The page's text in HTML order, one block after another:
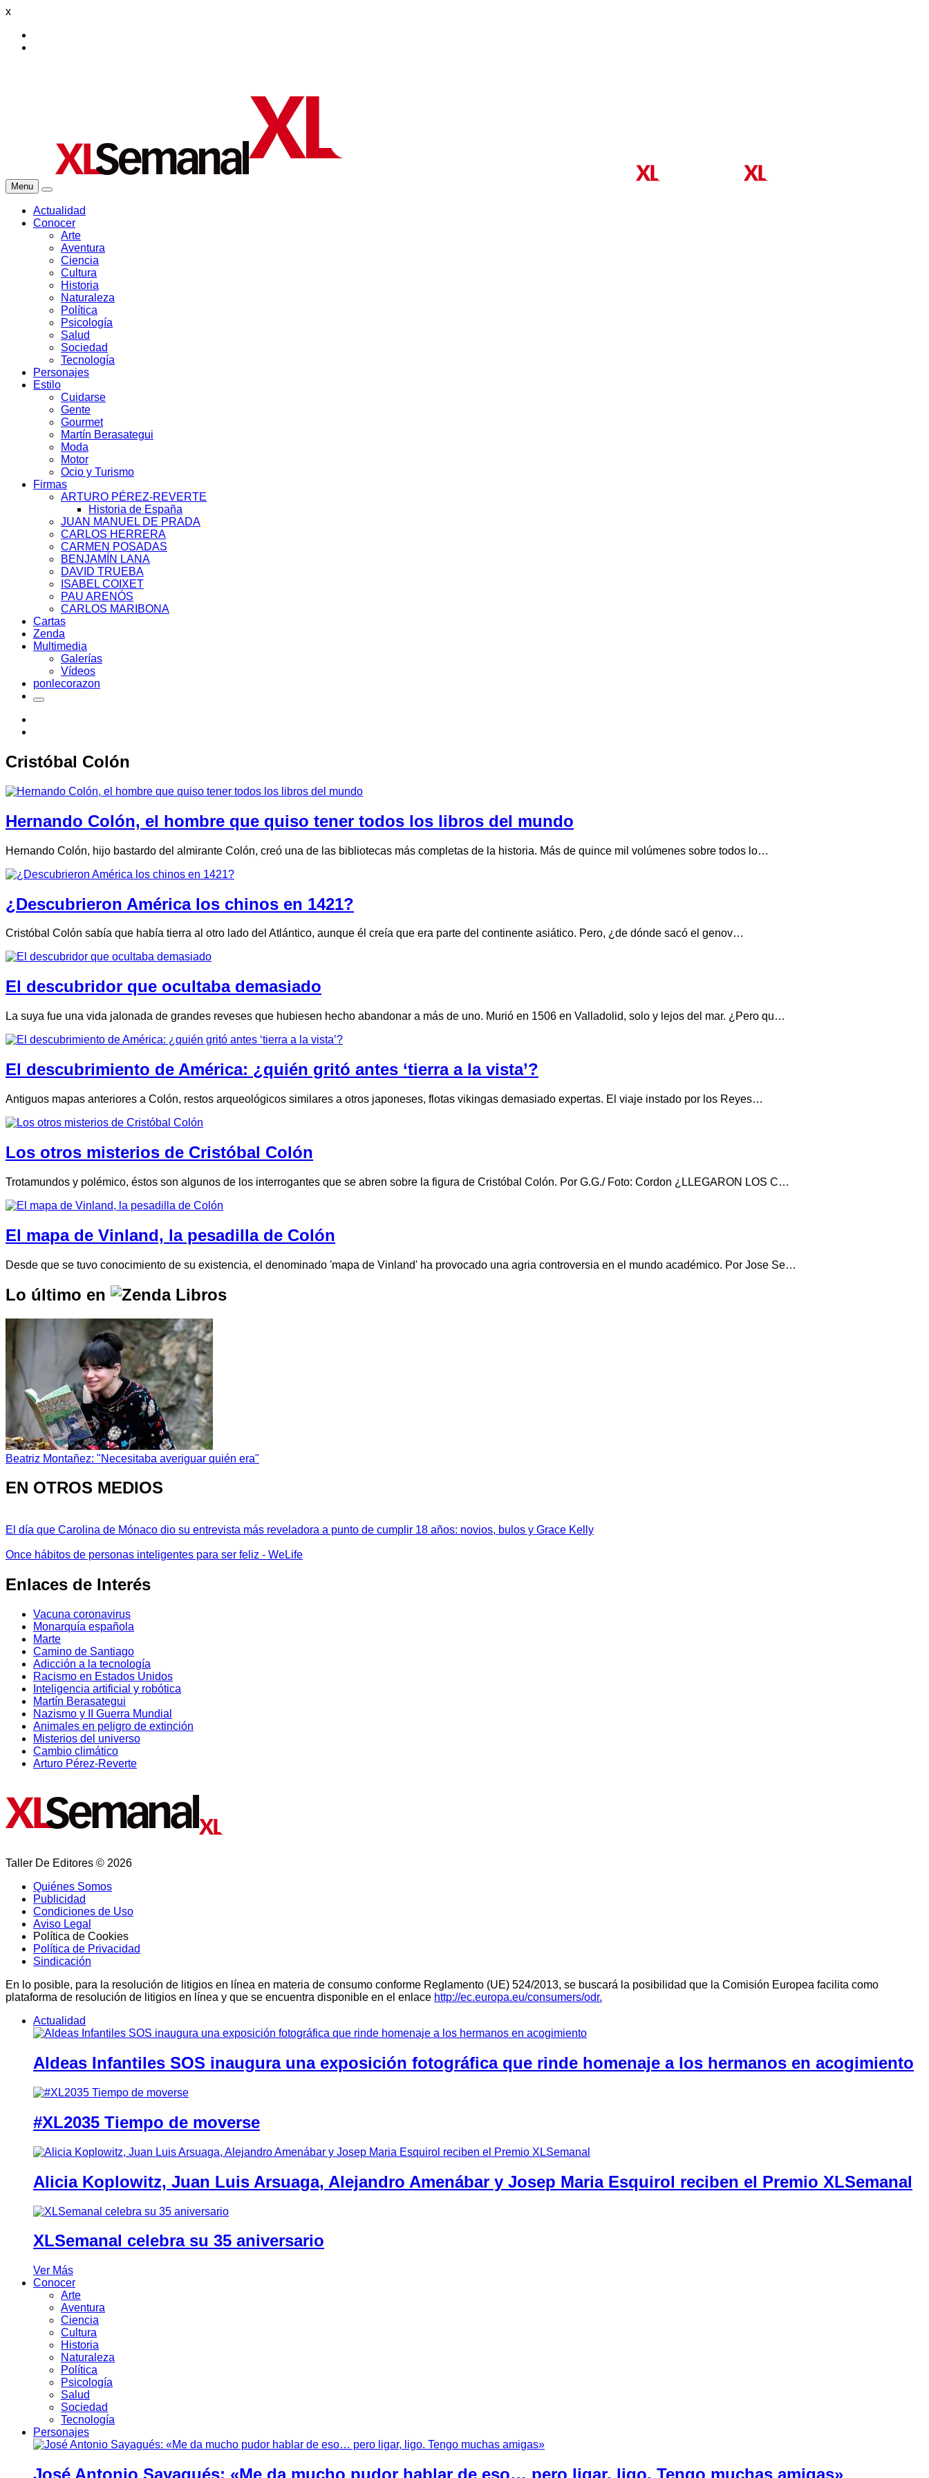
x
Menu
Actualidad
Conocer
Arte
Aventura
Ciencia
Cultura
Historia
Naturaleza
Política
Psicología
Salud
Sociedad
Tecnología
Personajes
Estilo
Cuidarse
Gente
Gourmet
Martín Berasategui
Moda
Motor
Ocio y Turismo
Firmas
ARTURO PÉREZ-REVERTE
Historia de España
JUAN MANUEL DE PRADA
CARLOS HERRERA
CARMEN POSADAS
BENJAMÍN LANA
DAVID TRUEBA
ISABEL COIXET
PAU ARENÓS
CARLOS MARIBONA
Cartas
Zenda
Multimedia
Galerías
Vídeos
ponlecorazon
Cristóbal Colón
Hernando Colón, el hombre que quiso tener todos los libros del mundo
Hernando Colón, hijo bastardo del almirante Colón, creó una de las bibliotecas más completas de la historia. Más de quince mil volúmenes sobre todos lo…
¿Descubrieron América los chinos en 1421?
Cristóbal Colón sabía que había tierra al otro lado del Atlántico, aunque él creía que era parte del continente asiático. Pero, ¿de dónde sacó el genov…
El descubridor que ocultaba demasiado
La suya fue una vida jalonada de grandes reveses que hubiesen hecho abandonar a más de uno. Murió en 1506 en Valladolid, solo y lejos del mar. ¿Pero qu…
El descubrimiento de América: ¿quién gritó antes ‘tierra a la vista’?
Antiguos mapas anteriores a Colón, restos arqueológicos similares a otros japoneses, flotas vikingas demasiado expertas. El viaje instado por los Reyes…
Los otros misterios de Cristóbal Colón
Trotamundos y polémico, éstos son algunos de los interrogantes que se abren sobre la figura de Cristóbal Colón. Por G.G./ Foto: Cordon ¿LLEGARON LOS C…
El mapa de Vinland, la pesadilla de Colón
Desde que se tuvo conocimiento de su existencia, el denominado 'mapa de Vinland' ha provocado una agria controversia en el mundo académico. Por Jose Se…
Lo último en
Beatriz Montañez: "Necesitaba averiguar quién era"
EN OTROS MEDIOS
El día que Carolina de Mónaco dio su entrevista más reveladora a punto de cumplir 18 años: novios, bulos y Grace Kelly
Once hábitos de personas inteligentes para ser feliz - WeLife
Enlaces de Interés
Vacuna coronavirus
Monarquía española
Marte
Camino de Santiago
Adicción a la tecnología
Racismo en Estados Unidos
Inteligencia artificial y robótica
Martín Berasategui
Nazismo y II Guerra Mundial
Animales en peligro de extinción
Misterios del universo
Cambio climático
Arturo Pérez-Reverte
Taller De Editores © 2026
Quiénes Somos
Publicidad
Condiciones de Uso
Aviso Legal
Política de Cookies
Política de Privacidad
Sindicación
En lo posible, para la resolución de litigios en línea en materia de consumo conforme Reglamento (UE) 524/2013, se buscará la posibilidad que la Comisión Europea facilita como
plataforma de resolución de litigios en línea y que se encuentra disponible en el enlace http://ec.europa.eu/consumers/odr.
Actualidad
Aldeas Infantiles SOS inaugura una exposición fotográfica que rinde homenaje a los hermanos en acogimiento
#XL2035 Tiempo de moverse
Alicia Koplowitz, Juan Luis Arsuaga, Alejandro Amenábar y Josep Maria Esquirol reciben el Premio XLSemanal
XLSemanal celebra su 35 aniversario
Ver Más
Conocer
Arte
Aventura
Ciencia
Cultura
Historia
Naturaleza
Política
Psicología
Salud
Sociedad
Tecnología
Personajes